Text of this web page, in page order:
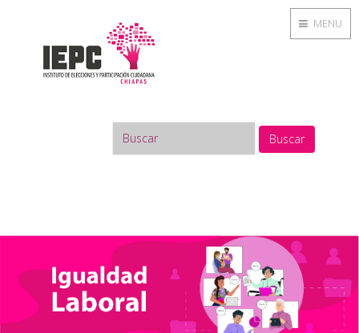
Buscar
MENU